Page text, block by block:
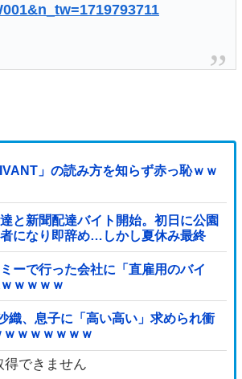
」の読み方を知らず赤っ恥ｗｗ
と新聞配達バイト開始。初日に公園
になり即辞め…しかし夏休み最終
友人の身に起きた「更なる悲劇」←
れすぎだろ
ーで行った会社に「直雇用のバイ
ｗｗｗｗ
織、息子に「高い高い」求められ衝
ｗｗｗｗｗｗ
得できません